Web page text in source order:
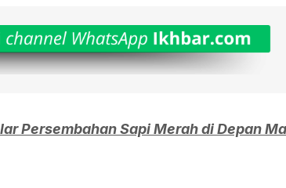
Persembahan Sapi Merah di Depan